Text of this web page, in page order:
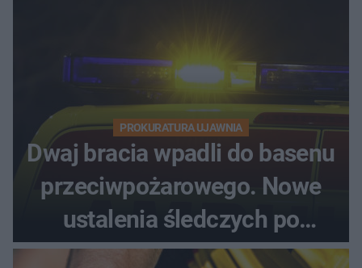
PROKURATURA UJAWNIA
Dwaj bracia wpadli do basenu
przeciwpożarowego. Nowe
ustalenia śledczych po
dramatycznej akcji